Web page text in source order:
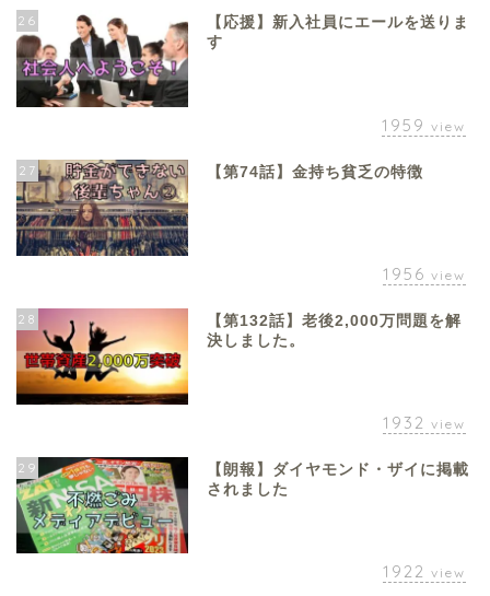
26
【応援】新入社員にエールを送りま
す
1959 view
27 【第74話】金持ち貧乏の特徴
1956 view
28
【第132話】老後2,000万問題を解
決しました。
1932 view
29
【朗報】ダイヤモンド・ザイに掲載
されました
1922 view